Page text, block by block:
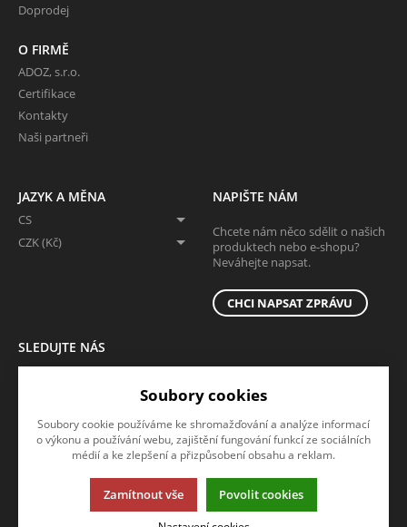
Doprodej
O FIRMĚ
ADOZ, s.r.o.
Certifikace
Kontakty
Naši partneři
JAZYK A MĚNA
CS
CZK (Kč)
NAPIŠTE NÁM
Chcete nám něco sdělit o našich
produktech nebo e-shopu?
Neváhejte napsat.
CHCI NAPSAT ZPRÁVU
SLEDUJTE NÁS
Tato stránka používá soubory cookies. Klikněte pro více informací.
Soubory cookies
Soubory cookie používáme ke shromažďování a analýze informací
o výkonu a používání webu, zajištění fungování funkcí ze sociálních
médií a ke zlepšení a přizpůsobení obsahu a reklam.
Zamítnout vše Povolit cookies